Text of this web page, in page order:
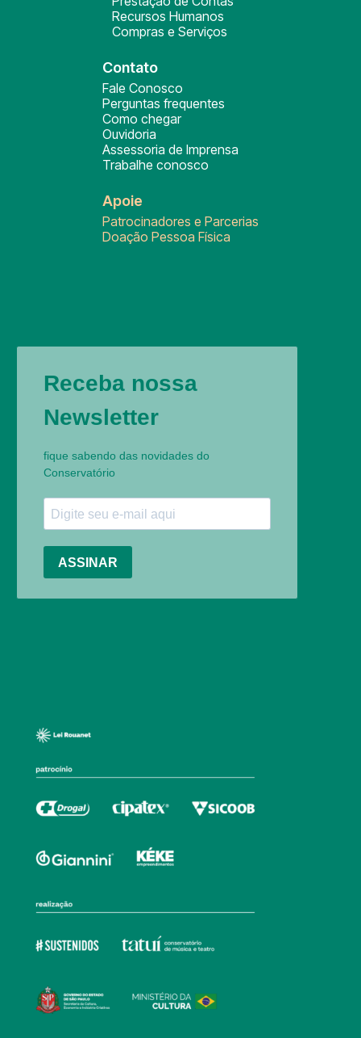
Recursos Humanos
Compras e Serviços
Contato
Fale Conosco
Perguntas frequentes
Como chegar
Ouvidoria
Assessoria de Imprensa
Trabalhe conosco
Apoie
Patrocinadores e Parcerias
Doação Pessoa Física